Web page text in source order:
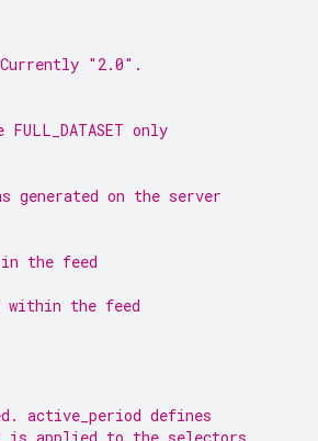
"2.0".
only
generated on the server
the feed
the feed
active_period defines